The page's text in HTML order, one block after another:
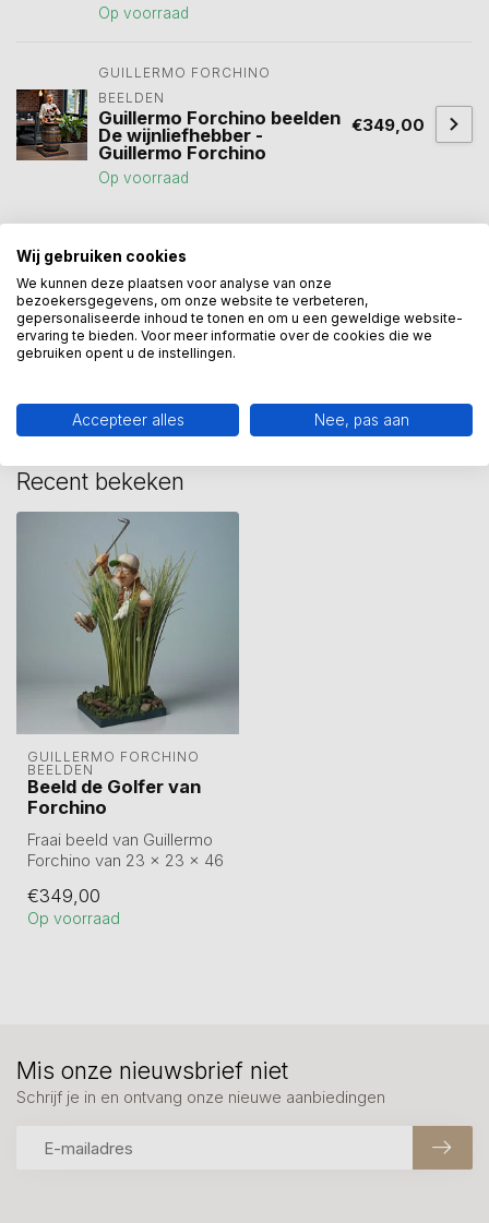
Op voorraad
GUILLERMO FORCHINO
BEELDEN
Guillermo Forchino beelden
De wijnliefhebber -
Guillermo Forchino
Op voorraad
€349,00
golf(3) golfbeeld
Heeft u een vraag over dit
kunstcadeau?
Recent bekeken
GUILLERMO FORCHINO
BEELDEN
Beeld de Golfer van
Forchino
Fraai beeld van Guillermo
Forchino van 23 x 23 x 46
geschenk...
€349,00
Op voorraad
Mis onze nieuwsbrief niet
Schrijf je in en ontvang onze nieuwe aanbiedingen
Wij gebruiken cookies
We kunnen deze plaatsen voor analyse van onze
bezoekersgegevens, om onze website te verbeteren,
gepersonaliseerde inhoud te tonen en om u een geweldige website-
ervaring te bieden. Voor meer informatie over de cookies die we
gebruiken opent u de instellingen.
Accepteer alles Nee, pas aan